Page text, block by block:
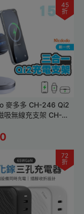
45
折
麥多多 CH-246 Qi2
無線充支架 CH-
72
折